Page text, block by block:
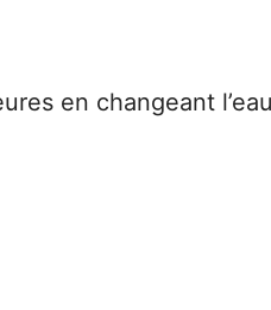
en changeant